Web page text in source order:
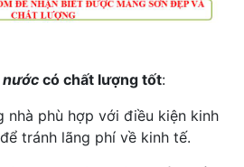
nướccó chất lượng tốt:
nhà phù hợp với điều kiện kinh
tránh lãng phí về kinh tế.